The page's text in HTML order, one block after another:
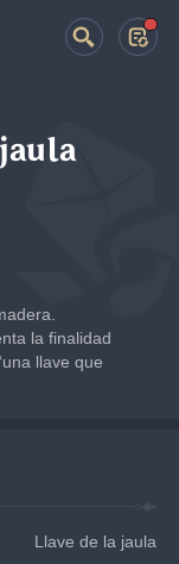
la finalidad
llave que
Llave de la jaula